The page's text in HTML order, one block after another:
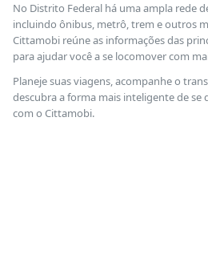
No Distrito Federal há uma ampla rede
incluindo ônibus, metrô, trem e outros
Cittamobi reúne as informações das
para ajudar você a se locomover com
Planeje suas viagens, acompanhe o
descubra a forma mais inteligente de se
com o Cittamobi.